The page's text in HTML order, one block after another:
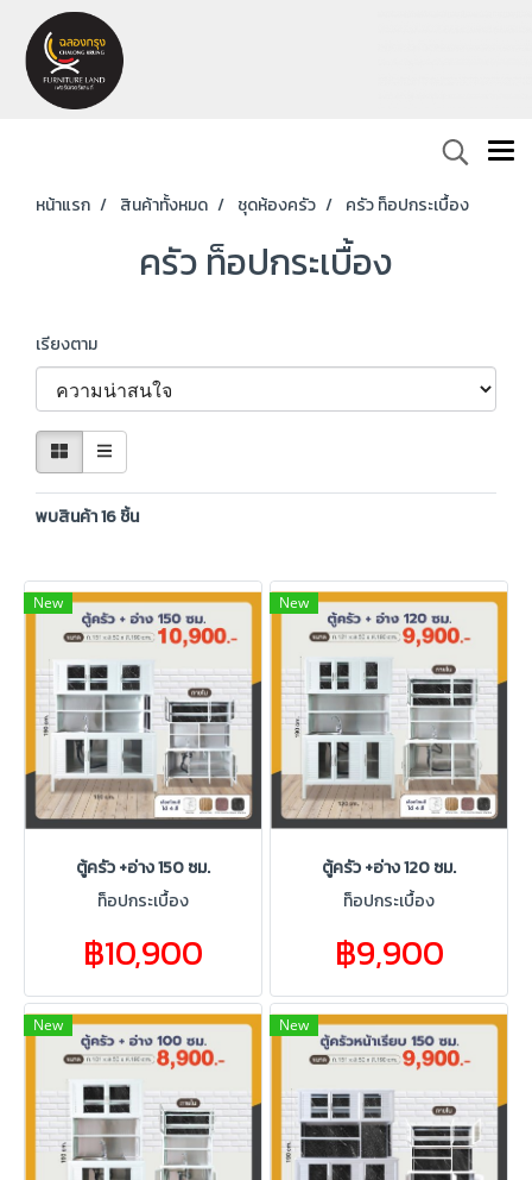
หน้าแรก สินค้าทั้งหมด ชุดห้องครัว ครัว ท็อปกระเบื้อง
ครัว ท็อปกระเบื้อง
เรียงตาม
พบสินค้า 16 ชิ้น
New
ตู้ครัว +อ่าง 150 ซม.
ท็อปกระเบื้อง
฿10,900
New
ตู้ครัว +อ่าง 120 ซม.
ท็อปกระเบื้อง
฿9,900
New New